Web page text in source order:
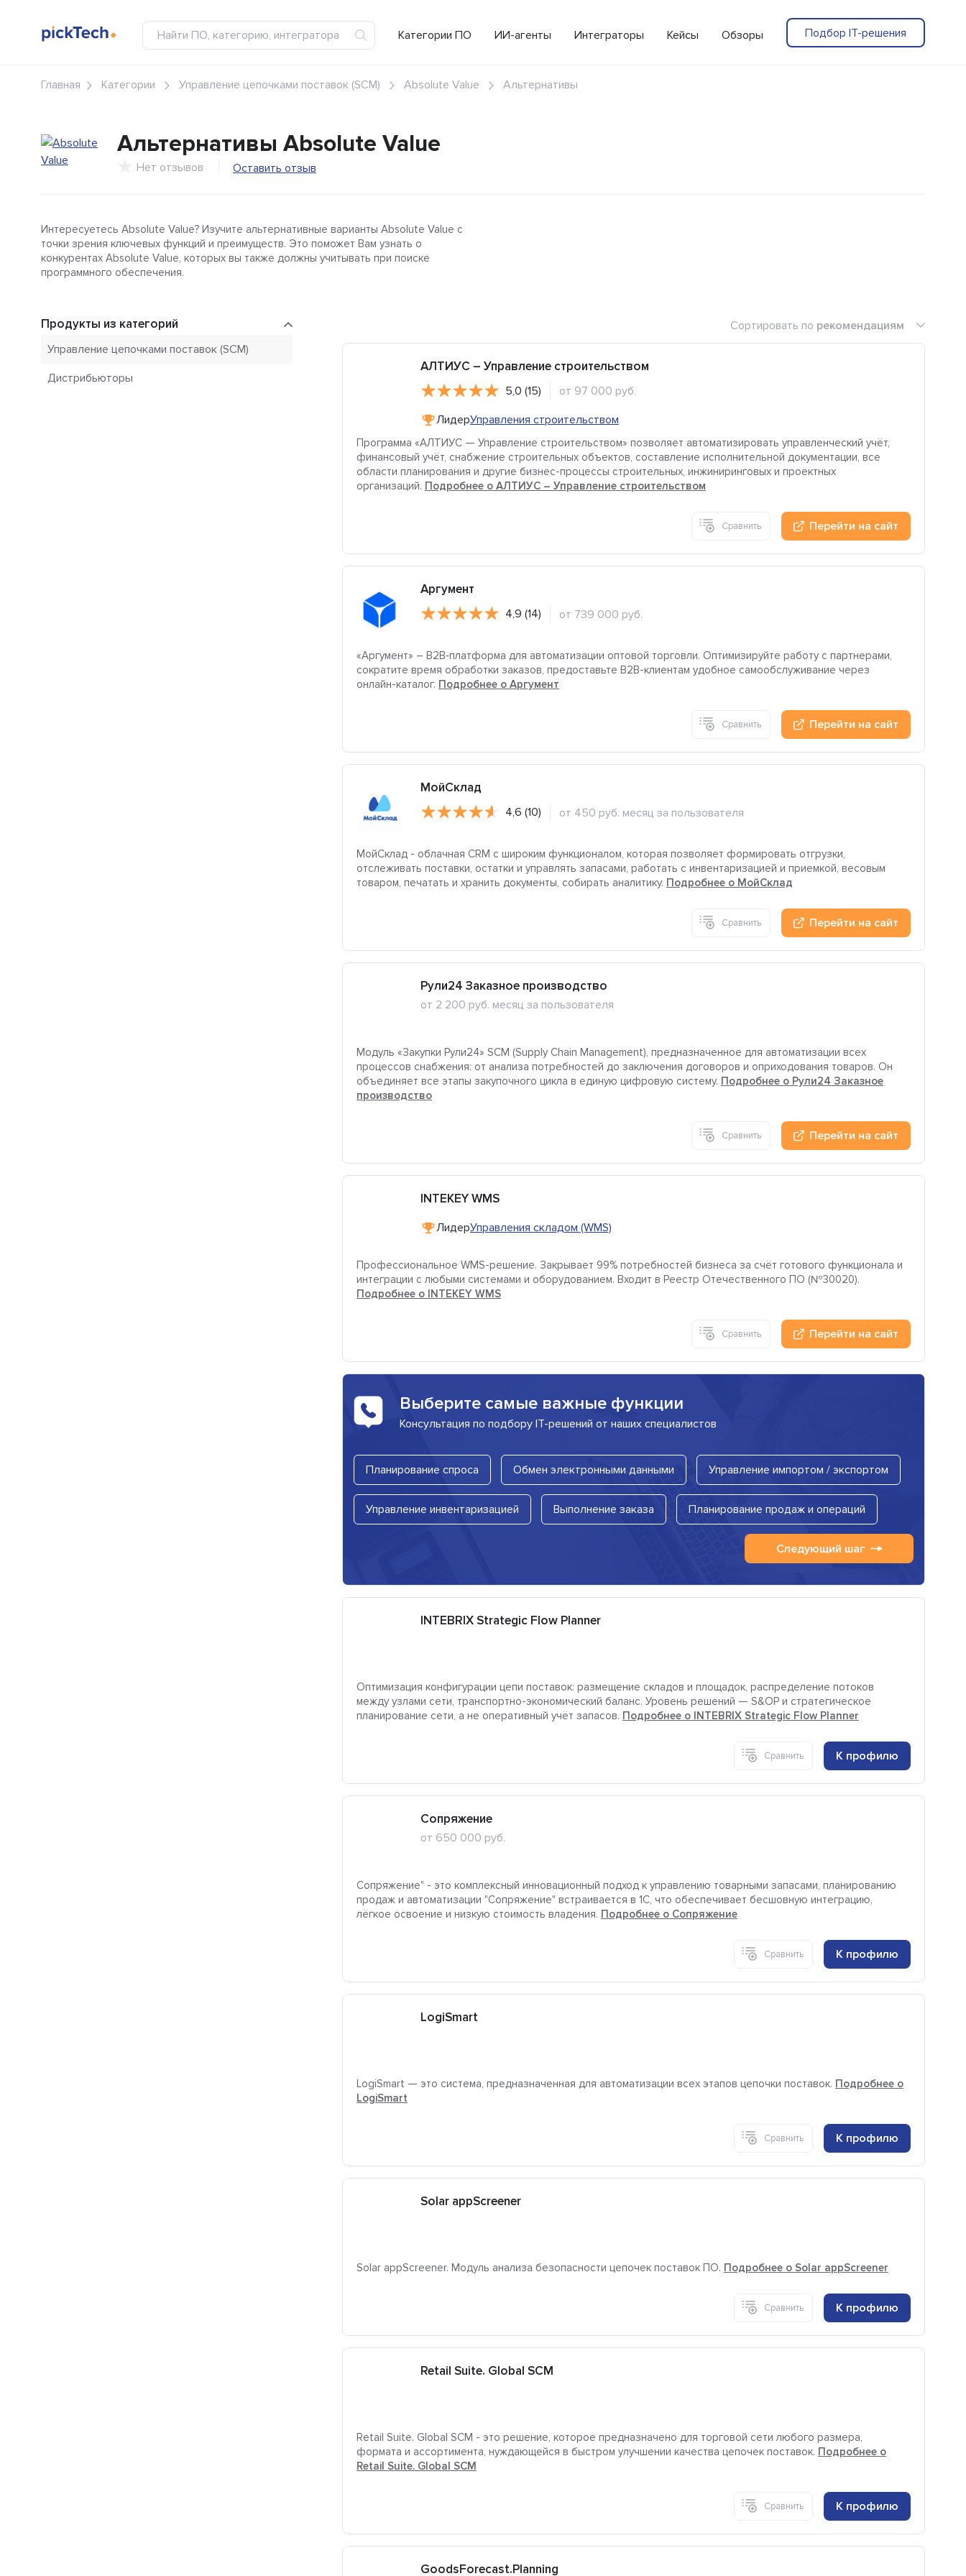
Категории ПО ИИ-агенты Интеграторы Кейсы Обзоры Подбор IT-решения
Главная Категории Управление цепочками поставок (SCM) Absolute Value Альтернативы
Альтернативы Absolute Value
Нет отзывов Оставить отзыв
Интересуетесь Absolute Value? Изучите альтернативные варианты Absolute Value с
точки зрения ключевых функций и преимуществ. Это поможет Вам узнать о
конкурентах Absolute Value, которых вы также должны учитывать при поиске
программного обеспечения.
Продукты из категорий
Управление цепочками поставок (SCM)
Дистрибьюторы
Сортировать по рекомендациям
АЛТИУС – Управление строительством
5,0 (15)
от 97 000 руб.
ЛидерУправления строительством
Программа «АЛТИУС — Управление строительством» позволяет автоматизировать управленческий учёт,
финансовый учёт, снабжение строительных объектов, составление исполнительной документации, все
области планирования и другие бизнес-процессы строительных, инжиниринговых и проектных
организаций. Подробнее о АЛТИУС – Управление строительством
Перейти на сайт
Сравнить
Аргумент
4,9 (14) от 739 000 руб.
«Аргумент» – В2В‑платформа для автоматизации оптовой торговли. Оптимизируйте работу с партнерами,
сократите время обработки заказов, предоставьте B2B-клиентам удобное самообслуживание через
онлайн-каталог. Подробнее о Аргумент
Перейти на сайт
Сравнить
МойСклад
4,6 (10) от 450 руб. месяц за пользователя
МойСклад - облачная CRM с широким функционалом, которая позволяет формировать отгрузки,
отслеживать поставки, остатки и управлять запасами, работать с инвентаризацией и приемкой, весовым
товаром, печатать и хранить документы, собирать аналитику. Подробнее о МойСклад
Перейти на сайт
Сравнить
Рули24 Заказное производство
от 2 200 руб. месяц за пользователя
Модуль «Закупки Рули24» SCM (Supply Chain Management), предназначенное для автоматизации всех
процессов снабжения: от анализа потребностей до заключения договоров и оприходования товаров. Он
объединяет все этапы закупочного цикла в единую цифровую систему. Подробнее о Рули24 Заказное
производство
Перейти на сайт
Сравнить
INTEKEY WMS
ЛидерУправления складом (WMS)
Профессиональное WMS-решение. Закрывает 99% потребностей бизнеса за счёт готового функционала и
интеграции с любыми системами и оборудованием. Входит в Реестр Отечественного ПО (№30020).
Подробнее о INTEKEY WMS
Перейти на сайт
Сравнить
Выберите самые важные функции
Консультация по подбору IT-решений от наших специалистов
Планирование спроса Обмен электронными данными Управление импортом / экспортом
Управление инвентаризацией Выполнение заказа Планирование продаж и операций
Следующий шаг
INTEBRIX Strategic Flow Planner
Оптимизация конфигурации цепи поставок: размещение складов и площадок, распределение потоков
между узлами сети, транспортно-экономический баланс. Уровень решений — S&OP и стратегическое
планирование сети, а не оперативный учёт запасов. Подробнее о INTEBRIX Strategic Flow Planner
К профилю
Сравнить
Сопряжение
от 650 000 руб.
Сопряжение" - это комплексный инновационный подход к управлению товарными запасами, планированию
продаж и автоматизации "Сопряжение" встраивается в 1С, что обеспечивает бесшовную интеграцию,
лёгкое освоение и низкую стоимость владения. Подробнее о Сопряжение
К профилю
Сравнить
LogiSmart
LogiSmart — это система, предназначенная для автоматизации всех этапов цепочки поставок. Подробнее о
LogiSmart
К профилю
Сравнить
Solar appScreener
Solar appScreener. Модуль анализа безопасности цепочек поставок ПО. Подробнее о Solar appScreener
К профилю
Сравнить
Retail Suite. Global SCM
Retail Suite. Global SCM - это решение, которое предназначено для торговой сети любого размера,
формата и ассортимента, нуждающейся в быстром улучшении качества цепочек поставок. Подробнее о
Retail Suite. Global SCM
К профилю
Сравнить
GoodsForecast.Planning